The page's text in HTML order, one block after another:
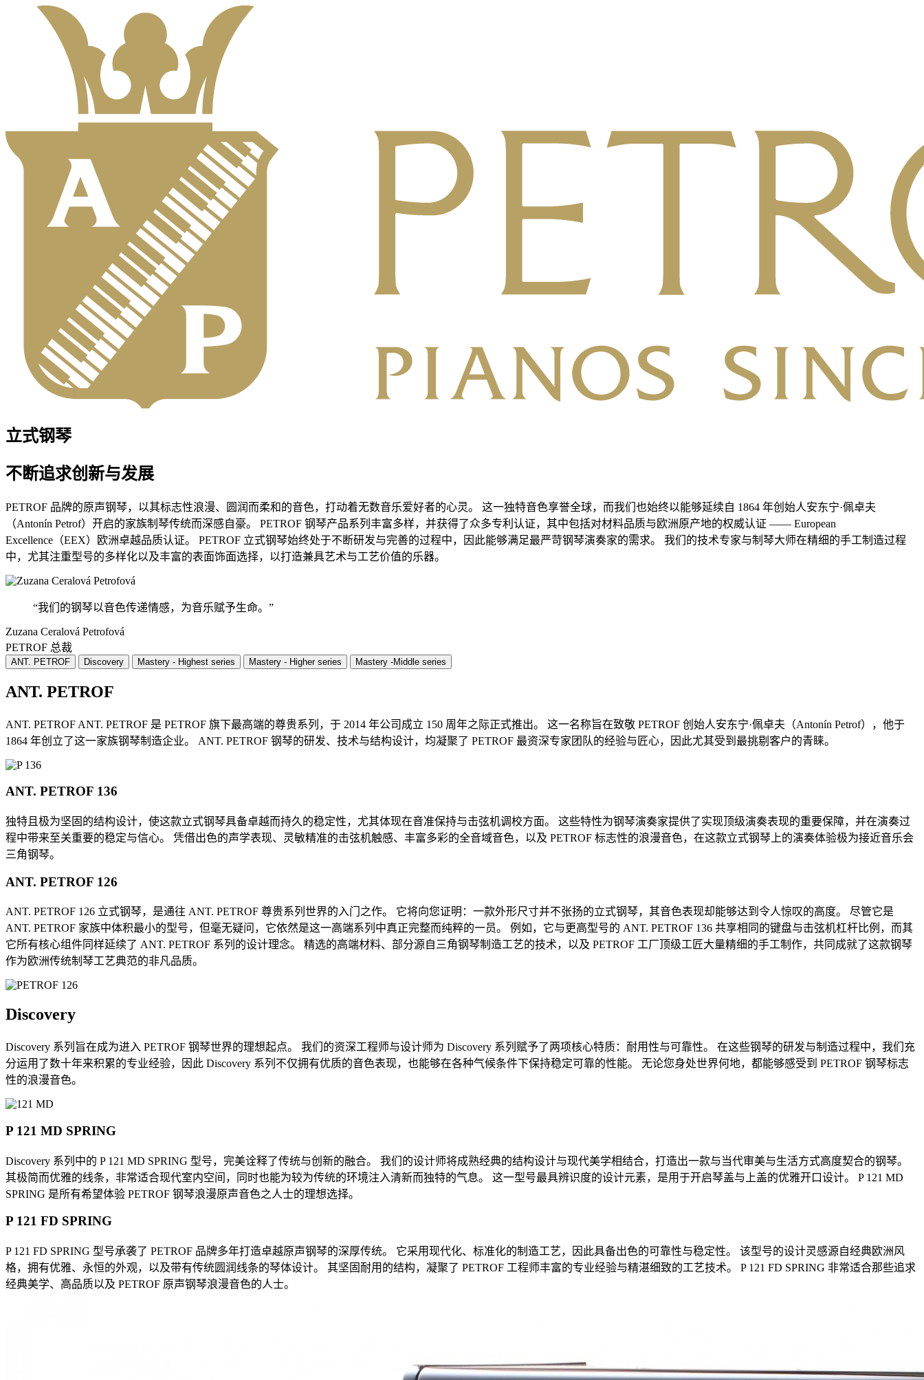
立式钢琴
不断追求创新与发展
PETROF 品牌的原声钢琴，以其标志性浪漫、圆润而柔和的音色，打动着无数音乐爱好者的心灵。 这一独特音色享誉全球，而我们也始终以能够延续自 1864 年创始人安东宁·佩卓夫
（Antonín Petrof）开启的家族制琴传统而深感自豪。 PETROF 钢琴产品系列丰富多样，并获得了众多专利认证，其中包括对材料品质与欧洲原产地的权威认证 —— European
Excellence（EEX）欧洲卓越品质认证。 PETROF 立式钢琴始终处于不断研发与完善的过程中，因此能够满足最严苛钢琴演奏家的需求。 我们的技术专家与制琴大师在精细的手工制造过程
中，尤其注重型号的多样化以及丰富的表面饰面选择，以打造兼具艺术与工艺价值的乐器。
“我们的钢琴以音色传递情感，为音乐赋予生命。”
Zuzana Ceralová Petrofová
PETROF 总裁
ANT. PETROF Discovery Mastery - Highest series Mastery - Higher series Mastery -Middle series
ANT. PETROF
ANT. PETROF ANT. PETROF 是 PETROF 旗下最高端的尊贵系列，于 2014 年公司成立 150 周年之际正式推出。 这一名称旨在致敬 PETROF 创始人安东宁·佩卓夫（Antonín Petrof），他于
1864 年创立了这一家族钢琴制造企业。 ANT. PETROF 钢琴的研发、技术与结构设计，均凝聚了 PETROF 最资深专家团队的经验与匠心，因此尤其受到最挑剔客户的青睐。
ANT. PETROF 136
独特且极为坚固的结构设计，使这款立式钢琴具备卓越而持久的稳定性，尤其体现在音准保持与击弦机调校方面。 这些特性为钢琴演奏家提供了实现顶级演奏表现的重要保障，并在演奏过
程中带来至关重要的稳定与信心。 凭借出色的声学表现、灵敏精准的击弦机触感、丰富多彩的全音域音色，以及 PETROF 标志性的浪漫音色，在这款立式钢琴上的演奏体验极为接近音乐会
三角钢琴。
ANT. PETROF 126
ANT. PETROF 126 立式钢琴，是通往 ANT. PETROF 尊贵系列世界的入门之作。 它将向您证明：一款外形尺寸并不张扬的立式钢琴，其音色表现却能够达到令人惊叹的高度。 尽管它是
ANT. PETROF 家族中体积最小的型号，但毫无疑问，它依然是这一高端系列中真正完整而纯粹的一员。 例如，它与更高型号的 ANT. PETROF 136 共享相同的键盘与击弦机杠杆比例，而其
它所有核心组件同样延续了 ANT. PETROF 系列的设计理念。 精选的高端材料、部分源自三角钢琴制造工艺的技术，以及 PETROF 工厂顶级工匠大量精细的手工制作，共同成就了这款钢琴
作为欧洲传统制琴工艺典范的非凡品质。
Discovery
Discovery 系列旨在成为进入 PETROF 钢琴世界的理想起点。 我们的资深工程师与设计师为 Discovery 系列赋予了两项核心特质：耐用性与可靠性。 在这些钢琴的研发与制造过程中，我们充
分运用了数十年来积累的专业经验，因此 Discovery 系列不仅拥有优质的音色表现，也能够在各种气候条件下保持稳定可靠的性能。 无论您身处世界何地，都能够感受到 PETROF 钢琴标志
性的浪漫音色。
P 121 MD SPRING
Discovery 系列中的 P 121 MD SPRING 型号，完美诠释了传统与创新的融合。 我们的设计师将成熟经典的结构设计与现代美学相结合，打造出一款与当代审美与生活方式高度契合的钢琴。
其极简而优雅的线条，非常适合现代室内空间，同时也能为较为传统的环境注入清新而独特的气息。 这一型号最具辨识度的设计元素，是用于开启琴盖与上盖的优雅开口设计。 P 121 MD
SPRING 是所有希望体验 PETROF 钢琴浪漫原声音色之人士的理想选择。
P 121 FD SPRING
P 121 FD SPRING 型号承袭了 PETROF 品牌多年打造卓越原声钢琴的深厚传统。 它采用现代化、标准化的制造工艺，因此具备出色的可靠性与稳定性。 该型号的设计灵感源自经典欧洲风
格，拥有优雅、永恒的外观，以及带有传统圆润线条的琴体设计。 其坚固耐用的结构，凝聚了 PETROF 工程师丰富的专业经验与精湛细致的工艺技术。 P 121 FD SPRING 非常适合那些追求
经典美学、高品质以及 PETROF 原声钢琴浪漫音色的人士。